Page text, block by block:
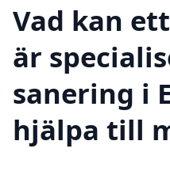
Vad kan
är
sanering i
hjälpa till